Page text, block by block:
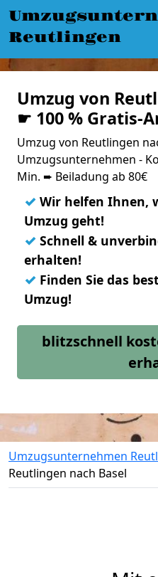
Reutlingen
Umzug von
☛ 100 % Gratis-
Umzug von Reutlingen
Umzugsunternehmen -
Min. ➨ Beiladung ab 80€
✓ Wir helfen Ihnen,
Umzug geht!
✓ Schnell &
erhalten!
✓ Finden Sie das
Umzug!
blitzschnell
Umzugsunternehmen
Reutlingen nach Basel